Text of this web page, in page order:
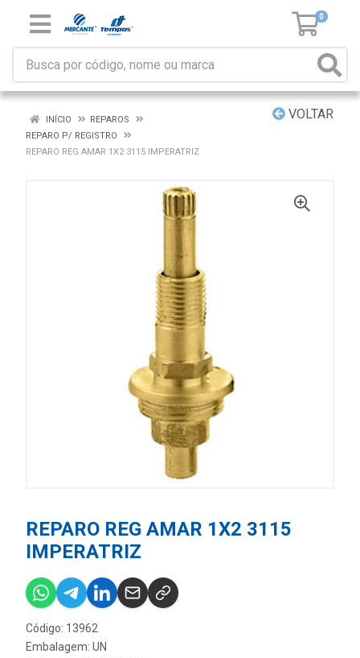
0
VOLTAR
INÍCIO
REPAROS
REPARO P/ REGISTRO
REPARO REG AMAR 1X2 3115 IMPERATRIZ
REPARO REG AMAR 1X2 3115
IMPERATRIZ
Código: 13962
Embalagem: UN